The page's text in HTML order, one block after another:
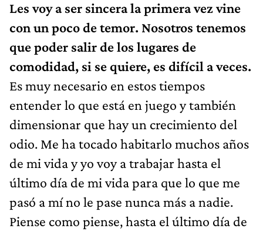
Les voy a ser sincera la primera vez vine
con un poco de temor. Nosotros tenemos
que poder salir de los lugares de
comodidad, si se quiere, es difícil a veces.
Es muy necesario en estos tiempos
entender lo que está en juego y también
dimensionar que hay un crecimiento del
odio. Me ha tocado habitarlo muchos años
de mi vida y yo voy a trabajar hasta el
último día de mi vida para que lo que me
pasó a mí no le pase nunca más a nadie.
Piense como piense, hasta el último día de